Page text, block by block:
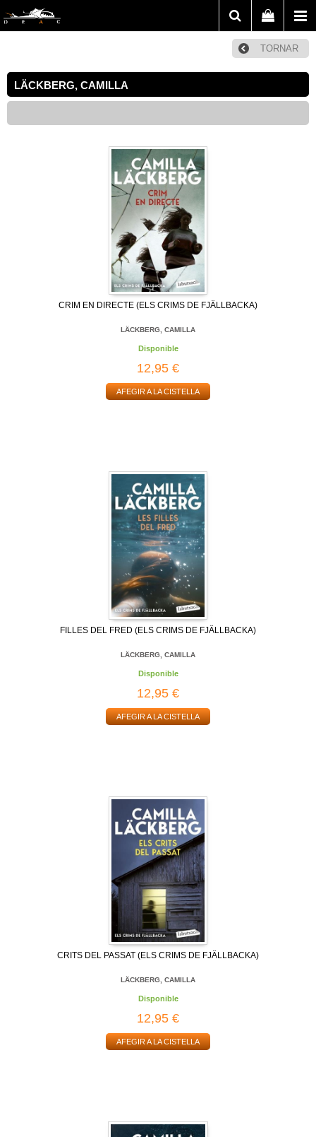
TORNAR
LÄCKBERG, CAMILLA
CRIM EN DIRECTE (ELS CRIMS DE FJÄLLBACKA)
LÄCKBERG, CAMILLA
Disponible
12,95 €
AFEGIR A LA CISTELLA
FILLES DEL FRED (ELS CRIMS DE FJÄLLBACKA)
LÄCKBERG, CAMILLA
Disponible
12,95 €
AFEGIR A LA CISTELLA
CRITS DEL PASSAT (ELS CRIMS DE FJÄLLBACKA)
LÄCKBERG, CAMILLA
Disponible
12,95 €
AFEGIR A LA CISTELLA